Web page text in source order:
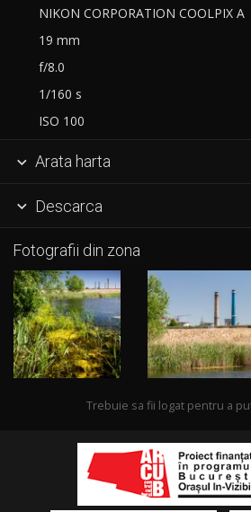
NIKON CORPORATION COOLPIX A
19 mm
f/8.0
1/160 s
ISO 100
 Arata harta
 Descarca
Fotografii din zona
Trebuie sa fii logat pentru a